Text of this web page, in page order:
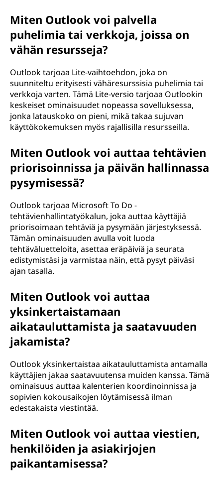
Miten Outlook voi palvella
puhelimia tai verkkoja, joissa on
vähän resursseja?
Outlook tarjoaa Lite-vaihtoehdon, joka on
suunniteltu erityisesti vähäresurssisia puhelimia tai
verkkoja varten. Tämä Lite-versio tarjoaa Outlookin
keskeiset ominaisuudet nopeassa sovelluksessa,
jonka latauskoko on pieni, mikä takaa sujuvan
käyttökokemuksen myös rajallisilla resursseilla.
Miten Outlook voi auttaa tehtävien
priorisoinnissa ja päivän hallinnassa
pysymisessä?
Outlook tarjoaa Microsoft To Do -
tehtävienhallintatyökalun, joka auttaa käyttäjiä
priorisoimaan tehtäviä ja pysymään järjestyksessä.
Tämän ominaisuuden avulla voit luoda
tehtäväluetteloita, asettaa eräpäiviä ja seurata
edistymistäsi ja varmistaa näin, että pysyt päiväsi
ajan tasalla.
Miten Outlook voi auttaa
yksinkertaistamaan
aikatauluttamista ja saatavuuden
jakamista?
Outlook yksinkertaistaa aikatauluttamista antamalla
käyttäjien jakaa saatavuutensa muiden kanssa. Tämä
ominaisuus auttaa kalenterien koordinoinnissa ja
sopivien kokousaikojen löytämisessä ilman
edestakaista viestintää.
Miten Outlook voi auttaa viestien,
henkilöiden ja asiakirjojen
paikantamisessa?